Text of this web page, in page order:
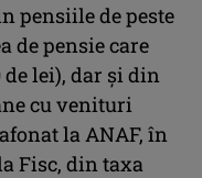
pensiile de peste
de pensie care
de lei), dar şi din
cu venituri
la ANAF, în
Fisc, din taxa